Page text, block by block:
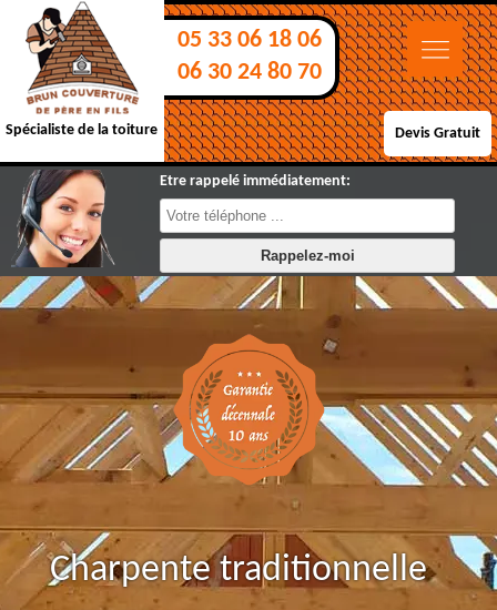
Spécialiste de la toiture
05 33 06 18 06
06 30 24 80 70
Devis Gratuit
Etre rappelé immédiatement:
Charpente traditionnelle